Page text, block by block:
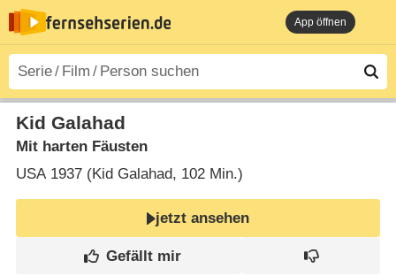
App öffnen
Kid Galahad
Mit harten Fäusten
USA1937 (Kid Galahad‎, 102 Min.)
jetzt ansehen